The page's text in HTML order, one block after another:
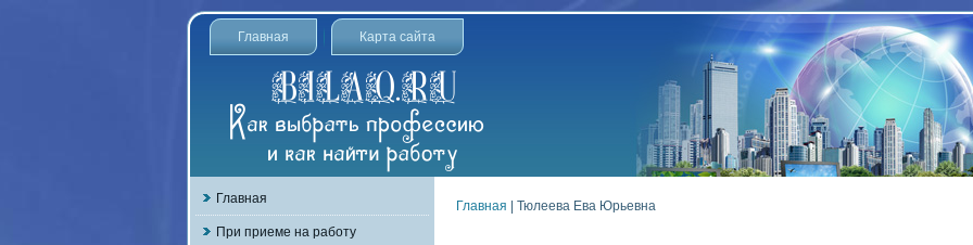
Главная Карта сайта
Главная
При приеме на работу
Главная | Тюлеева Ева Юрьевна